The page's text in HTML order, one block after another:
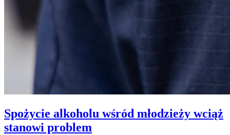
Spożycie alkoholu wśród młodzieży wciąż
stanowi problem